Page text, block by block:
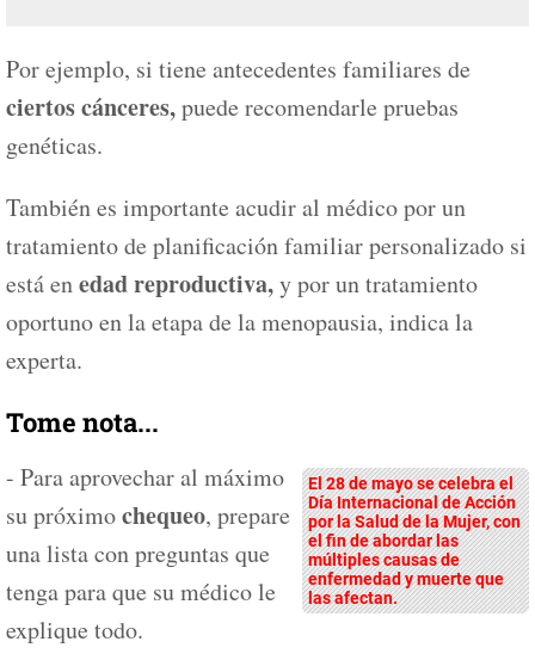
Por ejemplo, si tiene antecedentes familiares de
ciertos cánceres,puede recomendarle pruebas
genéticas.
También es importante acudir al médico por un
tratamiento de planificación familiar personalizado si
está enedad reproductiva,y por un tratamiento
oportuno en la etapa de la menopausia, indica la
experta.
Tome nota...
El 28 de mayo se celebra el
Día Internacional de Acción
por la Salud de la Mujer, con
el fin de abordar las
múltiples causas de
enfermedad y muerte que
las afectan.
- Para aprovechar al máximo
su próximochequeo, prepare
una lista con preguntas que
tenga para que su médico le
explique todo.